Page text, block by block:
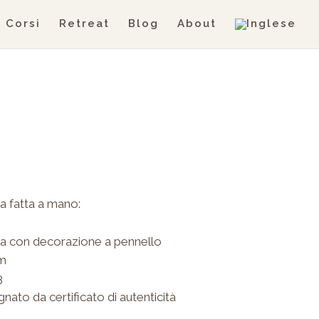
Corsi Retreat Blog About
fatta a mano:
con decorazione a pennello
da certificato di autenticità